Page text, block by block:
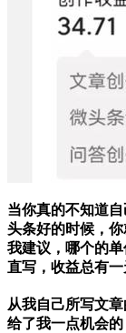
当你真的不知道
头条好的时候，你
我建议，哪个的
直写，收益总有一
从我自己所写文
给了我一点机会